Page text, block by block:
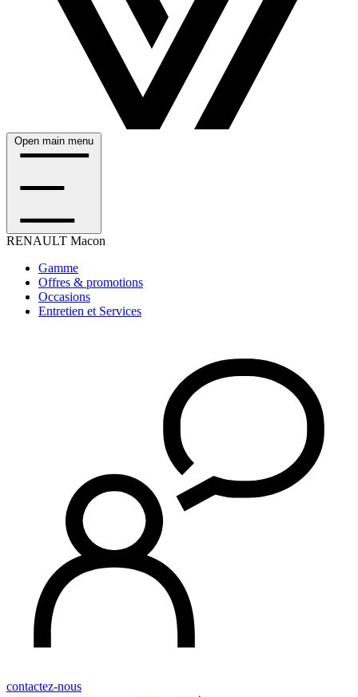
Open main menu
RENAULT Macon
Gamme
Offres & promotions
Occasions
Entretien et Services
contactez-nous